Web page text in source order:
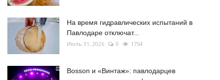
На время гидравлических испытаний в
Павлодаре отключат...
Июль 31, 2026 0 1754
Bosson и «Винтаж»: павлодарцев